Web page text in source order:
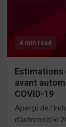
4 min read
Estimations
avant
COVID-19
Aperçu de
d’automobile